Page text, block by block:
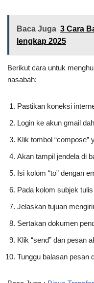
Baca Juga 3 Cara
lengkap 2025
Berikut cara untuk
nasabah:
Pastikan koneksi
Login ke akun gmail
Klik tombol “compose”
Akan tampil jendela di
Isi kolom “to” dengan
Pada kolom subjek
Jelaskan tujuan
Sertakan dokumen
Klik “send” dan pesan
Tunggu balasan pesan